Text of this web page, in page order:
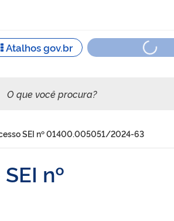
SEI nº 01400.005051/2024-63
nº